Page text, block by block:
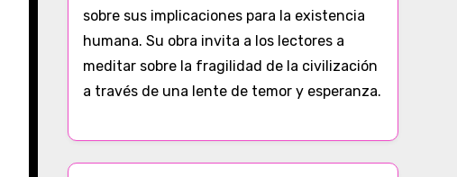
sobre sus implicaciones para la existencia
humana. Su obra invita a los lectores a
meditar sobre la fragilidad de la civilización
a través de una lente de temor y esperanza.